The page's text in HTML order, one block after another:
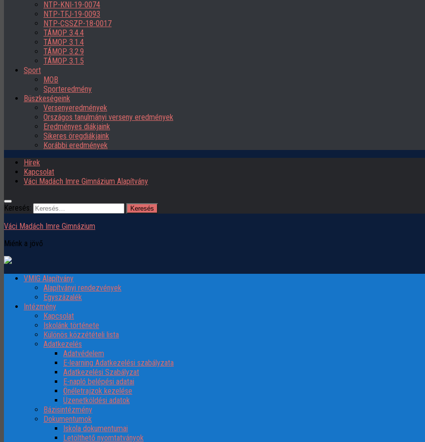
NTP-KNI-19-0074
NTP-TFJ-19-0093
NTP-CSSZP-18-0017
TÁMOP 3.4.4
TÁMOP 3.1.4
TÁMOP 3.2.9
TÁMOP 3.1.5
Sport
MOB
Sporteredmény
Büszkeségeink
Versenyeredmények
Országos tanulmányi verseny eredmények
Eredményes diákjaink
Sikeres öregdiákjaink
Korábbi eredmények
Hírek
Kapcsolat
Váci Madách Imre Gimnázium Alapítvány
Keresés:
Váci Madách Imre Gimnázium
Miénk a jövő
VMIG Alapítvány
Alapítványi rendezvények
Egyszázalék
Intézmény
Kapcsolat
Iskolánk története
Különös közzétételi lista
Adatkezelés
Adatvédelem
E-learning Adatkezelési szabályzata
Adatkezelési Szabályzat
E-napló belépési adatai
Önéletrajzok kezelése
Üzenetköldési adatok
Bázisintézmény
Dokumentumok
Iskola dokumentumai
Letölthető nyomtatványok